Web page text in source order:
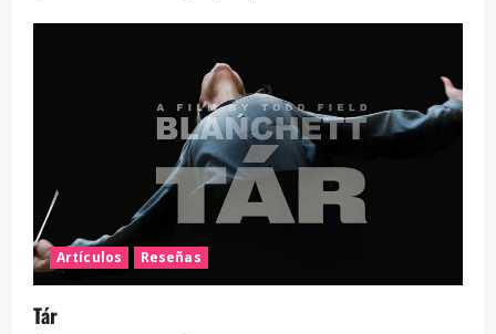
Artículos Reseñas
Tár